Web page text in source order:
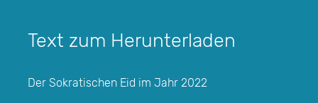
Text zum Herunterladen
Der Sokratischen Eid im Jahr 2022